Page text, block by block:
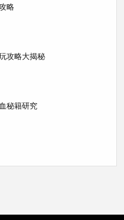
略
攻略大揭秘
秘籍研究